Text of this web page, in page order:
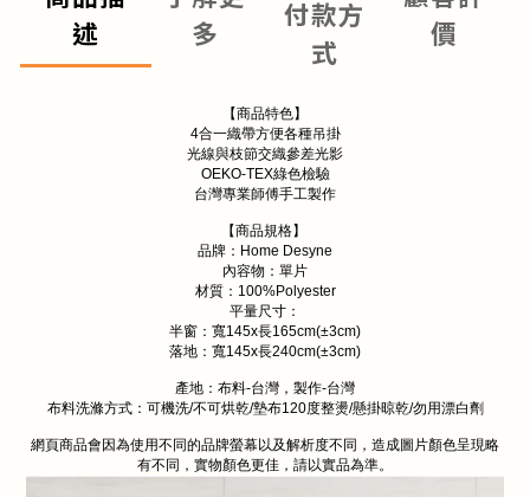
述
多
付款方
式
價
【商品特色】
4合一織帶方便各種吊掛
光線與枝節交織參差光影
OEKO-TEX綠色檢驗
台灣專業師傅手工製作
【商品規格】
品牌： Home Desyne
內容物：單片
材質： 100%Polyester
平量尺寸：
半窗：寬145x長165cm(±3cm)
落地：寬145x長240cm(±3cm)
產地：布料-台灣，製作-台灣
布料洗滌方式：可機洗/不可烘乾/墊布120度整燙/懸掛晾乾/勿用漂白劑
網頁商品會因為使用不同的品牌螢幕以及解析度不同，造成圖片顏色呈現略
有不同，實物顏色更佳，請以實品為準。